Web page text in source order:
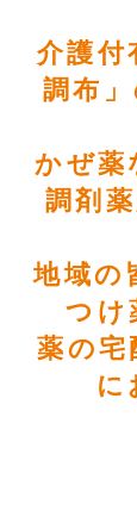
介護付
調布
かぜ薬
調剤
地域の
つけ
薬の宅
に